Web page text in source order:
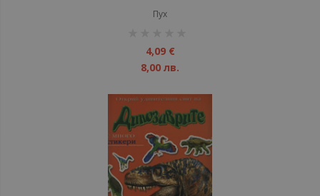
Пух
4,09 €
8,00 лв.